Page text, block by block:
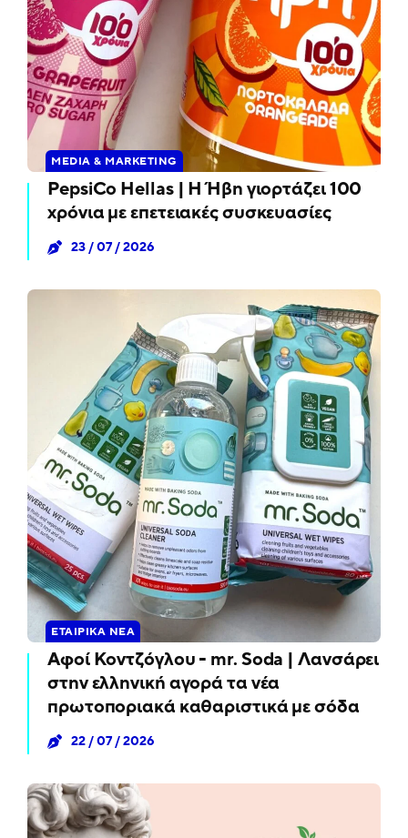
MEDIA & MARKETING
PepsiCo Hellas | Η Ήβη γιορτάζει 100
χρόνια με επετειακές συσκευασίες
23 / 07 / 2026
ΕΤΑΙΡΙΚΆ ΝΈΑ
Αφοί Κοντζόγλου - mr. Soda | Λανσάρει
στην ελληνική αγορά τα νέα
πρωτοποριακά καθαριστικά με σόδα
22 / 07 / 2026